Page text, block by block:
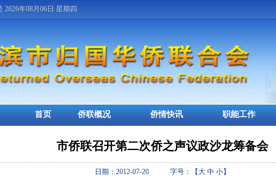
年08月06日 星期四
首页 侨联概况 侨情快讯 职能工作
市侨联召开第二次侨之声议政沙龙筹备会
日期：2012-07-20 字号：【大 中 小】